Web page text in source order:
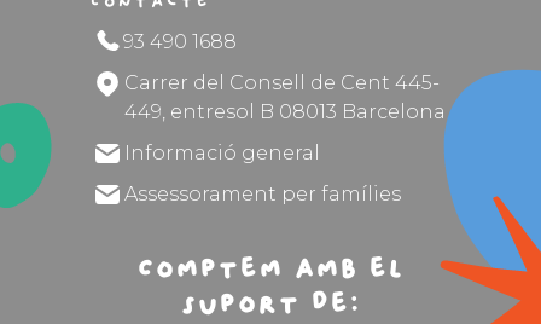
93 490 1688
Carrer del Consell de Cent 445-
449, entresol B 08013 Barcelona
Informació general
Assessorament per famílies
Comptem amb el
suport de: